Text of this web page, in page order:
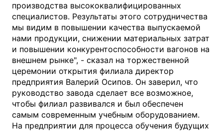
производства высококвалифицированных
специалистов. Результаты этого сотрудничества
мы видим в повышении качества выпускаемой
нами продукции, снижении материальных затрат
и повышении конкурентоспособности вагонов на
внешнем рынке", - сказал на торжественной
церемонии открытия филиала директор
предприятия Валерий Осипов. Он заверил, что
руководство завода сделает все возможное,
чтобы филиал развивался и был обеспечен
самым современным учебным оборудованием.
На предприятии для процесса обучения будущих